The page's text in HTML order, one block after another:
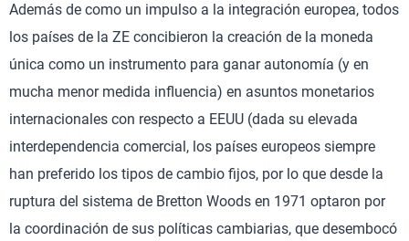
Además de como un impulso a la integración europea, todos
los países de la ZE concibieron la creación de la moneda
única como un instrumento para ganar autonomía (y en
mucha menor medida influencia) en asuntos monetarios
internacionales con respecto a EEUU (dada su elevada
interdependencia comercial, los países europeos siempre
han preferido los tipos de cambio fijos, por lo que desde la
ruptura del sistema de Bretton Woods en 1971 optaron por
la coordinación de sus políticas cambiarias, que desembocó